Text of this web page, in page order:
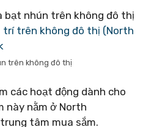
trí trên không đô thị (North
trên không đô thị
các hoạt động dành cho
này nằm ở North
tâm mua sắm.